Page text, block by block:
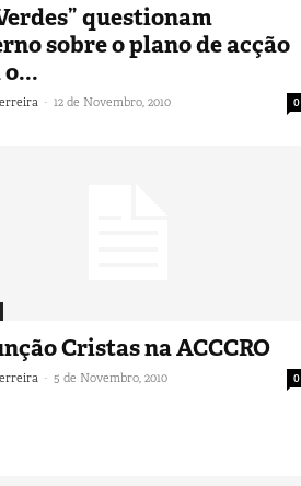
questionam
sobre o plano de acção
- 12 de Novembro, 2010 0
Cristas na ACCCRO
- 5 de Novembro, 2010 0